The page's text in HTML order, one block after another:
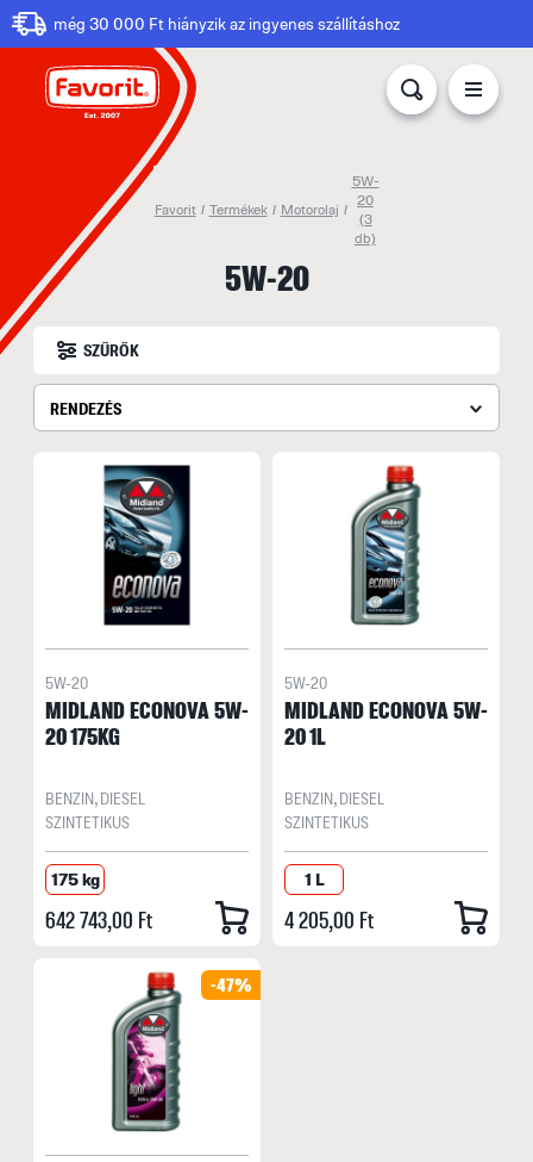
még 30 000 Ft hiányzik az ingyenes szállításhoz
Favorit / Termékek / Motorolaj /
5W-
20
(3
db)
5W-20
SZŰRŐK
RENDEZÉS
5W-20
MIDLAND ECONOVA 5W-
20 175KG
BENZIN, DIESEL
SZINTETIKUS
175 kg
642 743,00 Ft
5W-20
MIDLAND ECONOVA 5W-
20 1L
BENZIN, DIESEL
SZINTETIKUS
1 L
4 205,00 Ft
-47%